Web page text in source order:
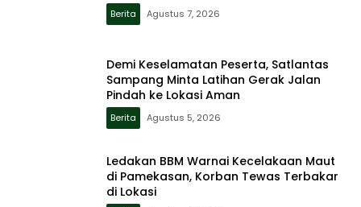
Berita Agustus 7, 2026
Demi Keselamatan Peserta, Satlantas
Sampang Minta Latihan Gerak Jalan
Pindah ke Lokasi Aman
Berita Agustus 5, 2026
Ledakan BBM Warnai Kecelakaan Maut
di Pamekasan, Korban Tewas Terbakar
di Lokasi